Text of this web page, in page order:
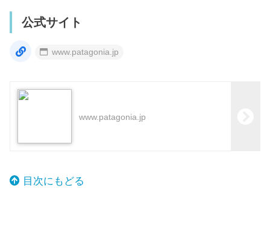
公式サイト
www.patagonia.jp
www.patagonia.jp
目次にもどる